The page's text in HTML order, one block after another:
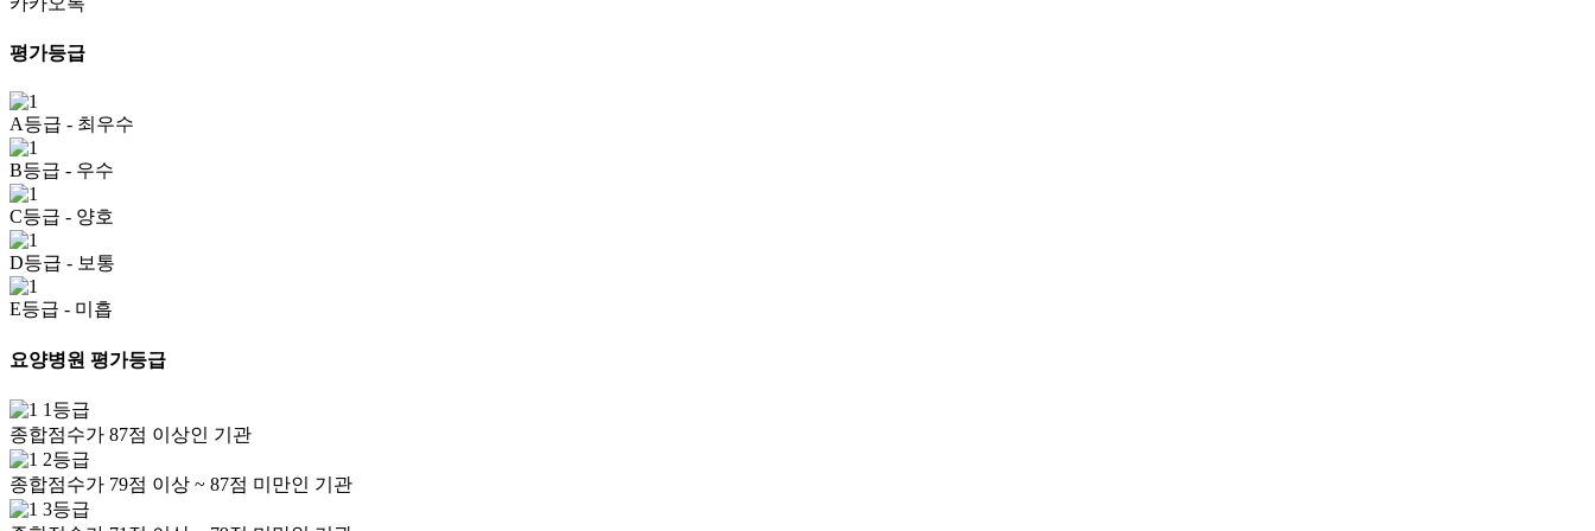
평가등급
A등급 - 최우수
B등급 - 우수
C등급 - 양호
D등급 - 보통
E등급 - 미흡
요양병원 평가등급
1등급
종합점수가 87점 이상인 기관
2등급
종합점수가 79점 이상 ~ 87점 미만인 기관
3등급